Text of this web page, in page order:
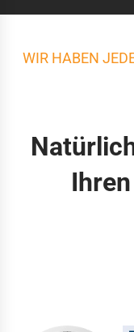
WIR HABEN